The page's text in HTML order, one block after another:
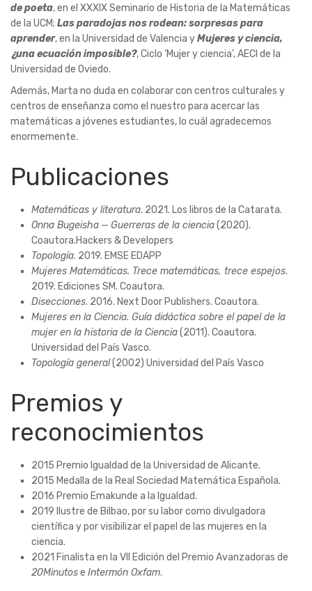
de poeta, en el XXXIX Seminario de Historia de la Matemáticas
de la UCM; Las paradojas nos rodean: sorpresas para
aprender, en la Universidad de Valencia yMujeres y ciencia,
¿una ecuación imposible?, Ciclo ‘Mujer y ciencia’, AECI de la
Universidad de Oviedo.
Además, Marta no duda en colaborar con centros culturales y
centros de enseñanza como el nuestro para acercar las
matemáticas a jóvenes estudiantes, lo cuál agradecemos
enormemente.
Publicaciones
Matemáticas y literatura. 2021. Los libros de la Catarata.
Onna Bugeisha — Guerreras de la ciencia(2020).
Coautora.Hackers & Developers
Topología. 2019. EMSE EDAPP
Mujeres Matemáticas. Trece matemáticas, trece espejos.
2019. Ediciones SM. Coautora.
Disecciones. 2016. Next Door Publishers. Coautora.
Mujeres en la Ciencia. Guía didáctica sobre el papel de la
mujer en la historia de la Ciencia(2011). Coautora.
Universidad del País Vasco.
Topología general(2002) Universidad del País Vasco
Premios y
reconocimientos
2015 Premio Igualdad de la Universidad de Alicante.
2015 Medalla de la Real Sociedad Matemática Española.
2016 Premio Emakunde a la Igualdad.
2019 Ilustre de Bilbao, por su labor como divulgadora
científica y por visibilizar el papel de las mujeres en la
ciencia.
2021 Finalista en la VII Edición del Premio Avanzadoras de
20Minutose Intermón Oxfam.